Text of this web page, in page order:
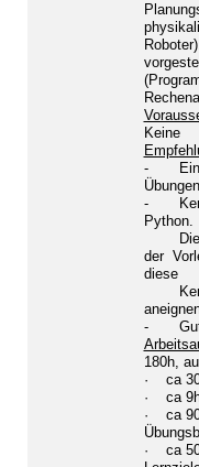
Keine
-
-
Python.
Die
der
diese
- Gute
180h,
· ca
· ca 9h
· ca
· ca 50